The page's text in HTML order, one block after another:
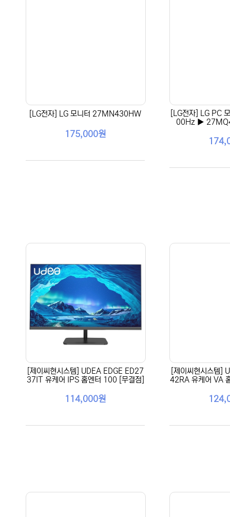
[LG전자] LG 모니터 27MN430HW
175,000원
[LG전자] LG PC
00Hz ▶
[제이씨현시스템] UDEA EDGE ED27
37IT 유케어 IPS 홈엔터 100 [무결점]
114,000원
[제이씨현시스템]
42RA 유케어 VA